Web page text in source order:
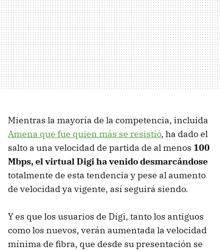
Mientras la mayoría de la competencia, incluida
Amena que fue quien más se resistió, ha dado el
salto a una velocidad de partida de al menos 100
Mbps, el virtual Digi ha venido desmarcándose
totalmente de esta tendencia y pese al aumento
de velocidad ya vigente, así seguirá siendo.
Y es que los usuarios de Digi, tanto los antiguos
como los nuevos, verán aumentada la velocidad
mínima de fibra, que desde su presentación se